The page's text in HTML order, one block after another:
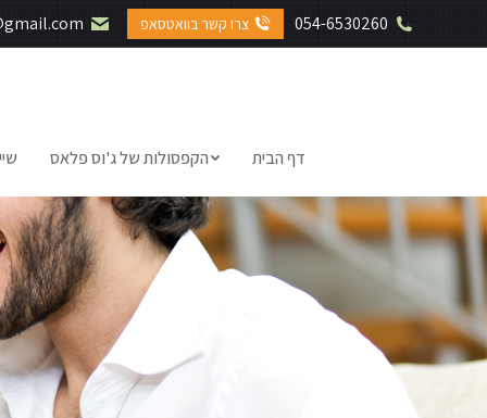
054-6530260 צרו קשר בוואטסאפ
דף הבית הקפסולות של ג'וס פלאס